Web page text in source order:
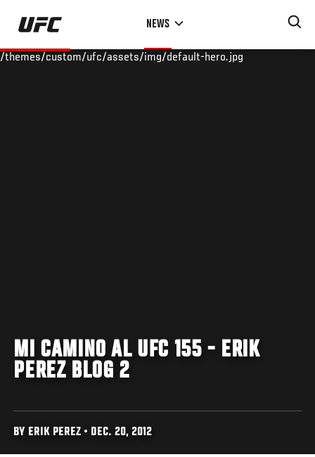
Skip
main
NEWS
/themes/custom/ufc/assets/img/default-hero.jpg
MI CAMINO AL UFC 155 - ERIK
PEREZ BLOG 2
BY ERIK PEREZ • DEC. 20, 2012